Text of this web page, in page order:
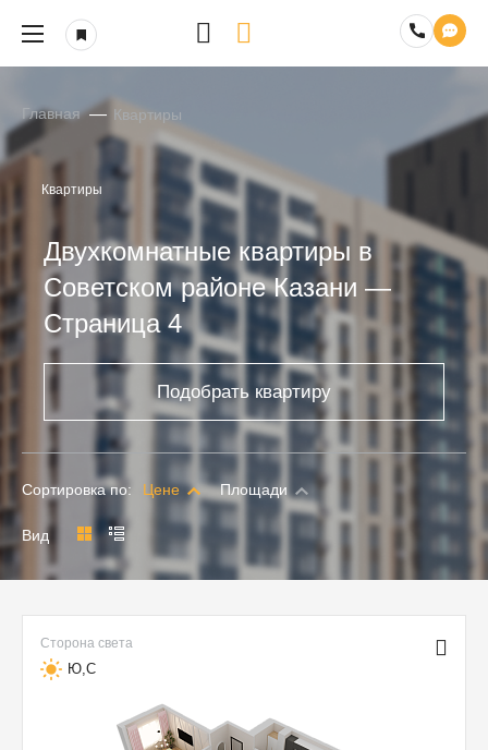
Главная Квартиры
Квартиры
Двухкомнатные квартиры в
Советском районе Казани —
Страница 4
Подобрать квартиру
Сортировка по: Цене Площади
Вид
Сторона света
Ю,С